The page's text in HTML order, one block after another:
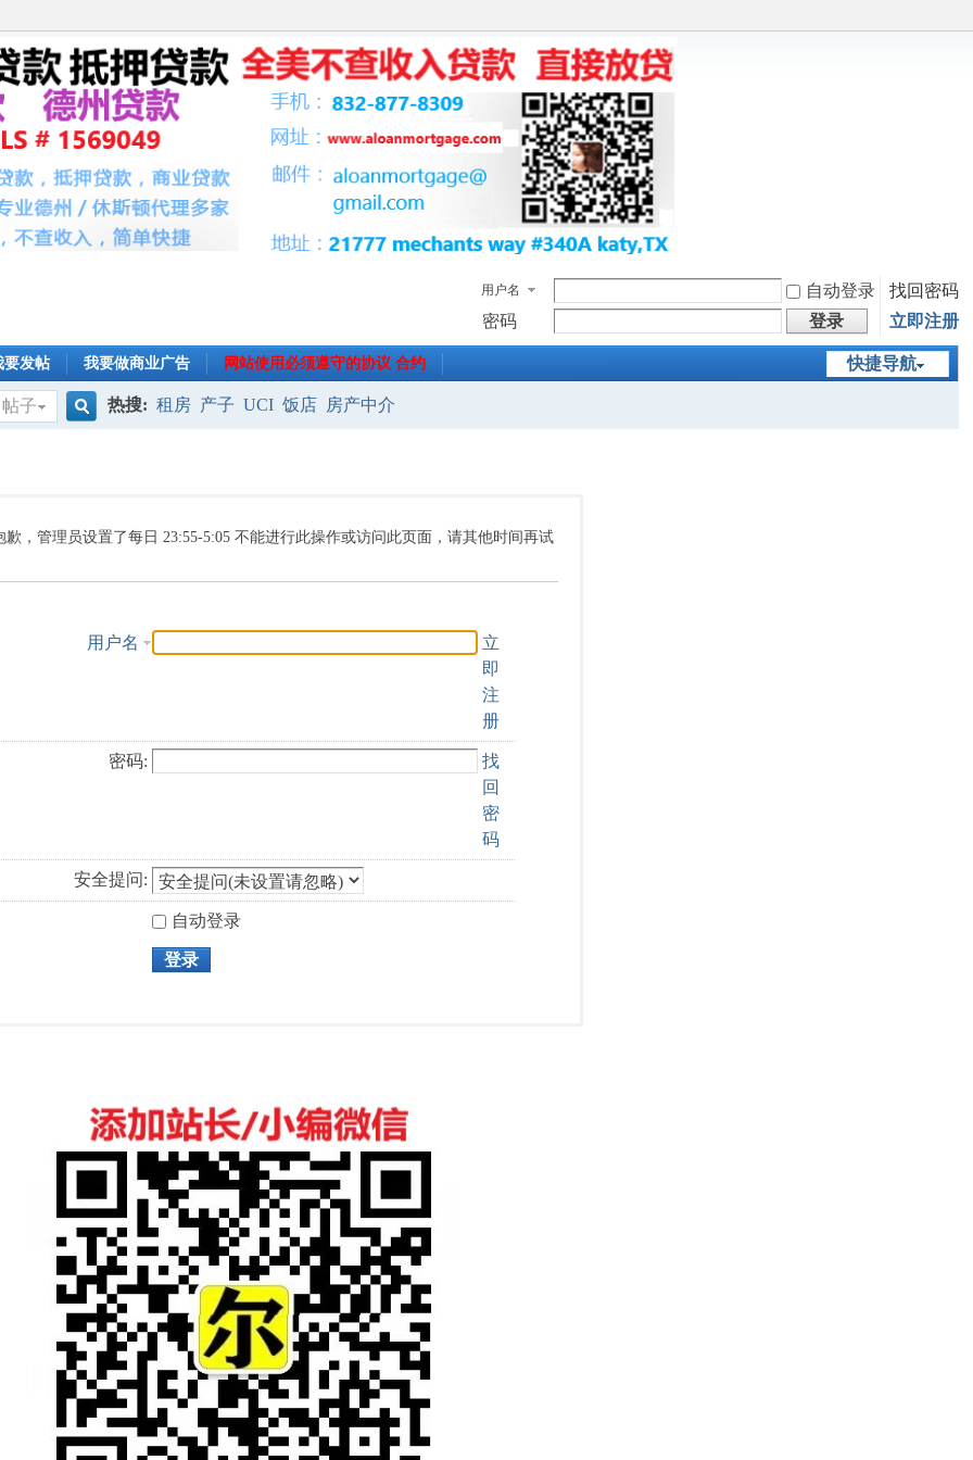
用户名 自动登录
找回密码
密码
登录 立即注册
快捷导航
要发帖 我要做商业广告 网站使用必须遵守的协议 合约
帖子
索
热搜: 租房 产子 UCI 饭店 房产中介
歉，管理员设置了每日 23:55-5:05 不能进行此操作或访问此页面，请其他时间再试
用户名
立
即
注
册
密码:
找
回
密
码
安全提问:
自动登录
登录